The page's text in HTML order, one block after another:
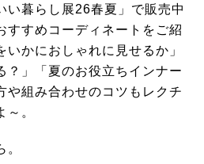
暮らし展26春夏」で販売中
すすめコーディネートをご紹
かにおしゃれに見せるか」
？」「夏のお役立ちインナー
や組み合わせのコツもレクチ
。
。